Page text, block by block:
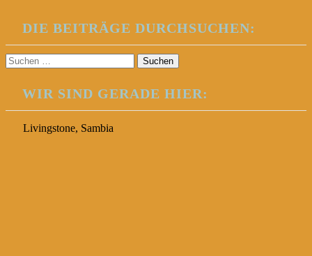
DIE BEITRÄGE DURCHSUCHEN:
Suchen
nach:
WIR SIND GERADE HIER:
Livingstone, Sambia